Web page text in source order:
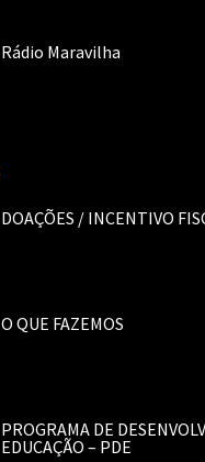
Rádio Maravilha
DOAÇÕES / INCENTIVO
O QUE FAZEMOS
PROGRAMA DE
EDUCAÇÃO – PDE